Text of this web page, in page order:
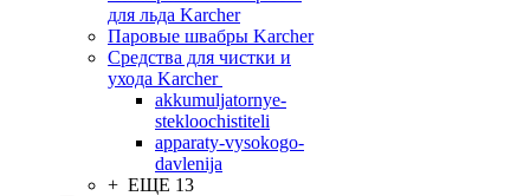
для льда Karcher
Паровые швабры Karcher
Средства для чистки и
ухода Karcher
akkumuljatornye-
stekloochistiteli
apparaty-vysokogo-
davlenija
+ ЕЩЕ 13